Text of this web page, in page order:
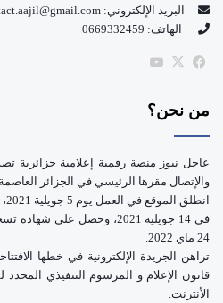
ك
البريد الإلكتروني: contact.aajil@gmail.com
الهاتف: 0669332459
فيسبوك
‫X
من نحن؟
عاجل نيوز منصة رقمية إعلامية جزائرية
والإتصال مقرها الرئيسي في الجزائر
في 14 جويلية 2021، وحصل على
24 ماي 2022.
تراهن الجريدة الإلكترونية في خطها
قانون الإعلام و المرسوم التنفيذي
الأنترنت.